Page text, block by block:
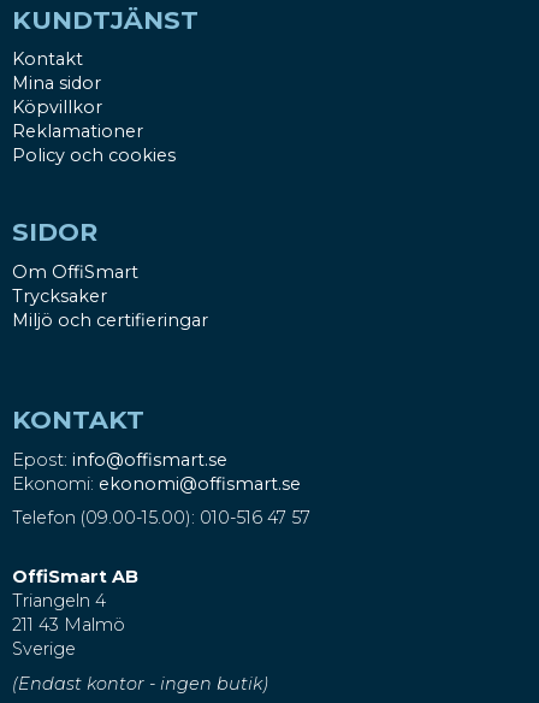
KUNDTJÄNST
Kontakt
Mina sidor
Köpvillkor
Reklamationer
Policy och cookies
SIDOR
Om OffiSmart
Trycksaker
Miljö och certifieringar
KONTAKT
Epost: info@offismart.se
Ekonomi: ekonomi@offismart.se
Telefon (09.00-15.00): 010-516 47 57
OffiSmart AB
Triangeln 4
211 43 Malmö
Sverige
(Endast kontor - ingen butik)